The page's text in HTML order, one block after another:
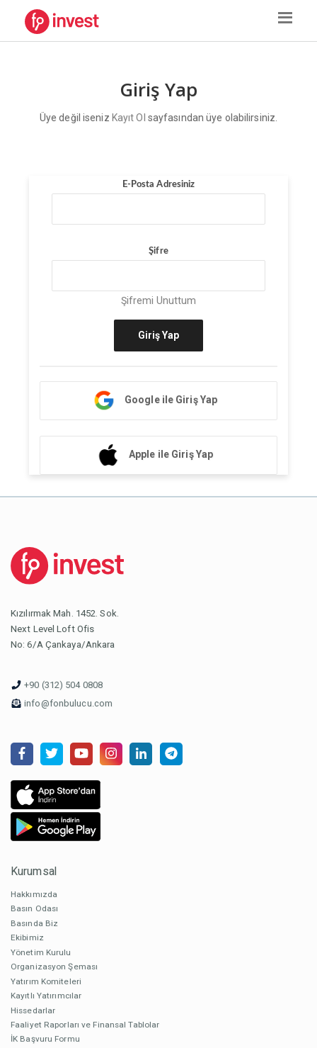
Giriş Yap
Üye değil iseniz Kayıt Ol sayfasından üye olabilirsiniz.
E-Posta Adresiniz
Şifre
Şifremi Unuttum
Giriş Yap
Google ile Giriş Yap
Apple ile Giriş Yap
Kızılırmak Mah. 1452. Sok.
Next Level Loft Ofis
No: 6/A Çankaya/Ankara
+90 (312) 504 0808
info@fonbulucu.com
Kurumsal
Hakkımızda
Basın Odası
Basında Biz
Ekibimiz
Yönetim Kurulu
Organizasyon Şeması
Yatırım Komiteleri
Kayıtlı Yatırımcılar
Hissedarlar
Faaliyet Raporları ve Finansal Tablolar
İK Başvuru Formu